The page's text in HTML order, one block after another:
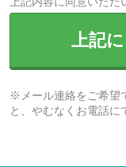
上記
※メール連絡をご希望
と、やむなくお電話に